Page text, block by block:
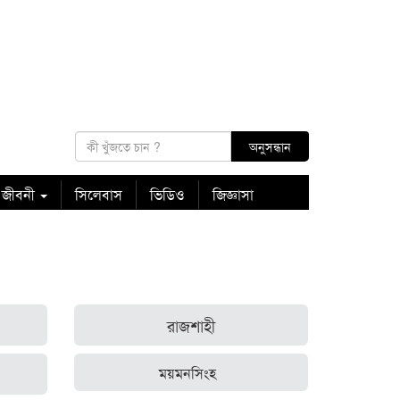
সিলেবাস ভিডিও জিজ্ঞাসা
রাজশাহী
ময়মনসিংহ